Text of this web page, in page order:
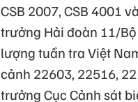
CSB 2007, CSB 4001
trưởng Hải đoàn 11/
lượng tuần tra Việt
cảnh 22603, 22516,
trưởng Cục Cảnh sát